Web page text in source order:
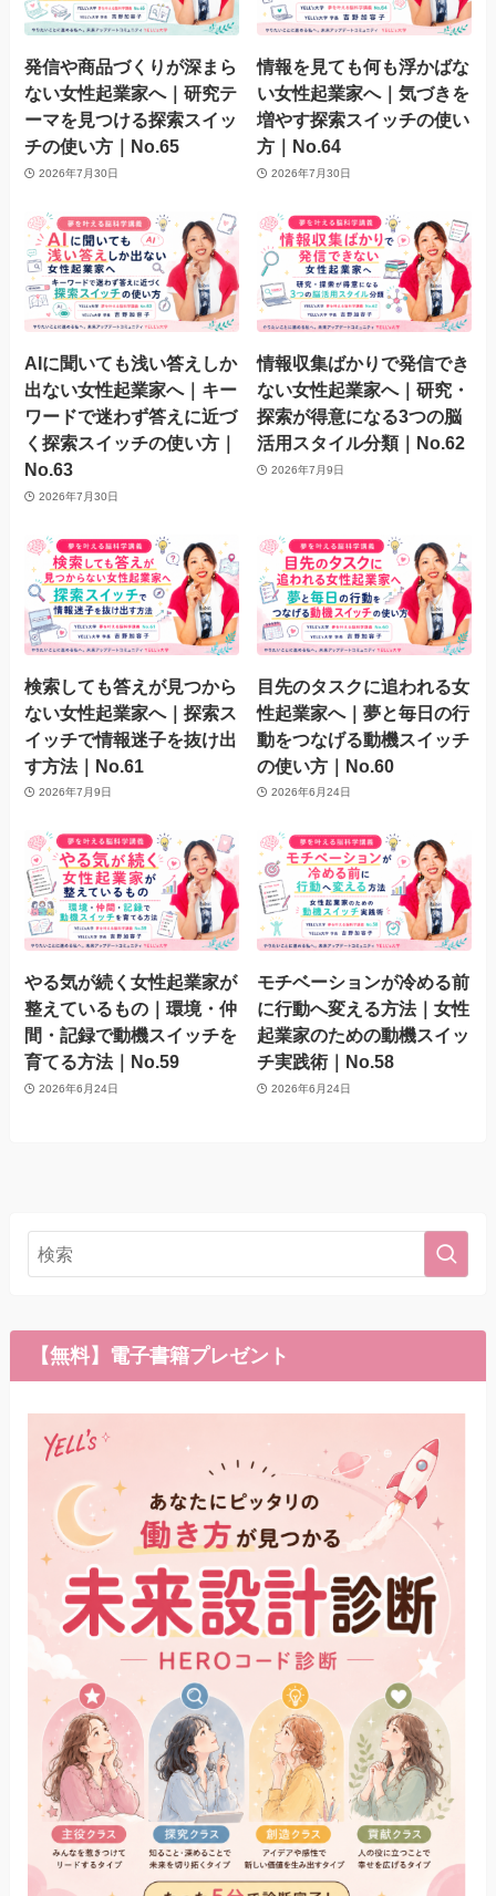
発信や商品づくりが深まら
ない女性起業家へ｜研究テ
ーマを見つける探索スイッ
チの使い方｜No.65
2026年7月30日
情報を見ても何も浮かばな
い女性起業家へ｜気づきを
増やす探索スイッチの使い
方｜No.64
2026年7月30日
AIに聞いても浅い答えしか
出ない女性起業家へ｜キー
ワードで迷わず答えに近づ
く探索スイッチの使い方｜
No.63
2026年7月30日
情報収集ばかりで発信でき
ない女性起業家へ｜研究・
探索が得意になる3つの脳
活用スタイル分類｜No.62
2026年7月9日
検索しても答えが見つから
ない女性起業家へ｜探索ス
イッチで情報迷子を抜け出
す方法｜No.61
2026年7月9日
目先のタスクに追われる女
性起業家へ｜夢と毎日の行
動をつなげる動機スイッチ
の使い方｜No.60
2026年6月24日
やる気が続く女性起業家が
整えているもの｜環境・仲
間・記録で動機スイッチを
育てる方法｜No.59
2026年6月24日
モチベーションが冷める前
に行動へ変える方法｜女性
起業家のための動機スイッ
チ実践術｜No.58
2026年6月24日
【無料】電子書籍プレゼント